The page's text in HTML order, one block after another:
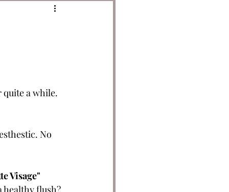
quite a while.
No
Visage"
healthy flush?